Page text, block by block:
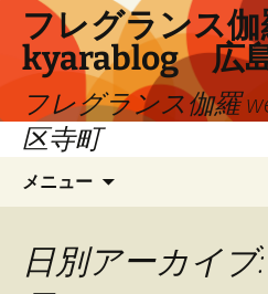
ツ
フレグランス
kyarablog 広
フレグランス伽羅
区寺町
メニュー
日別アーカイブ: